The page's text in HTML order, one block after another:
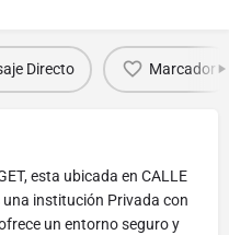
Directo Marcador
esta ubicada en CALLE
una institución Privada con
un entorno seguro y